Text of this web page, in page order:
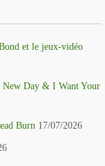
et le jeux-vidéo
New Day & I Want Your
Burn 17/07/2026